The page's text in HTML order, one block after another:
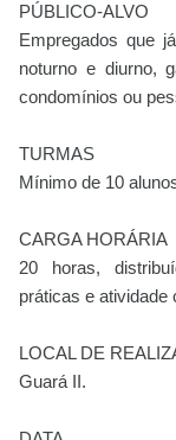
PÚBLICO-ALVO
Empregados que
noturno e diurno,
condomínios ou
TURMAS
Mínimo de 10
CARGA HORÁRIA
20 horas,
práticas e atividade
LOCAL DE
Guará II.